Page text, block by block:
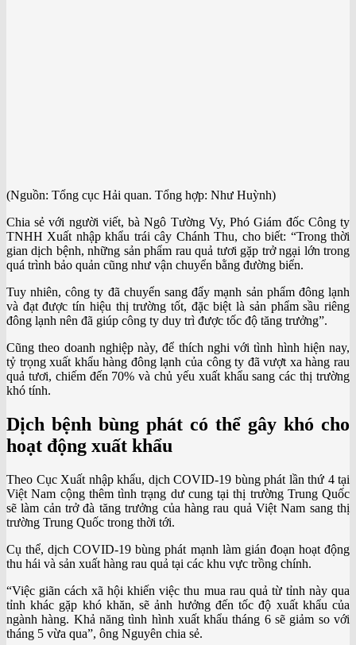
(Nguồn: Tổng cục Hải quan. Tổng hợp: Như Huỳnh)
Chia sẻ với người viết, bà Ngô Tường Vy, Phó Giám đốc Công ty
TNHH Xuất nhập khẩu trái cây Chánh Thu, cho biết: “Trong thời
gian dịch bệnh, những sản phẩm rau quả tươi gặp trở ngại lớn trong
quá trình bảo quản cũng như vận chuyển bằng đường biển.
Tuy nhiên, công ty đã chuyển sang đẩy mạnh sản phẩm đông lạnh
và đạt được tín hiệu thị trường tốt, đặc biệt là sản phẩm sầu riêng
đông lạnh nên đã giúp công ty duy trì được tốc độ tăng trưởng”.
Cũng theo doanh nghiệp này, để thích nghi với tình hình hiện nay,
tỷ trọng xuất khẩu hàng đông lạnh của công ty đã vượt xa hàng rau
quả tươi, chiếm đến 70% và chủ yếu xuất khẩu sang các thị trường
khó tính.
Dịch bệnh bùng phát có thể gây khó cho
hoạt động xuất khẩu
Theo Cục Xuất nhập khẩu, dịch COVID-19 bùng phát lần thứ 4 tại
Việt Nam cộng thêm tình trạng dư cung tại thị trường Trung Quốc
sẽ làm cản trở đà tăng trưởng của hàng rau quả Việt Nam sang thị
trường Trung Quốc trong thời tới.
Cụ thể, dịch COVID-19 bùng phát mạnh làm gián đoạn hoạt động
thu hái và sản xuất hàng rau quả tại các khu vực trồng chính.
“Việc giãn cách xã hội khiến việc thu mua rau quả từ tỉnh này qua
tỉnh khác gặp khó khăn, sẽ ảnh hưởng đến tốc độ xuất khẩu của
ngành hàng. Khả năng tình hình xuất khẩu tháng 6 sẽ giảm so với
tháng 5 vừa qua”, ông Nguyên chia sẻ.